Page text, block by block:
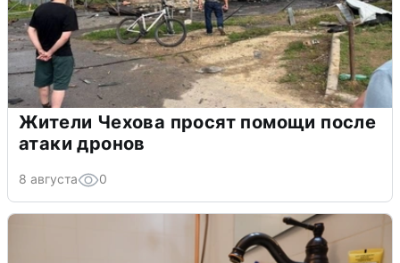
Жители Чехова просят помощи после
атаки дронов
8 августа 0